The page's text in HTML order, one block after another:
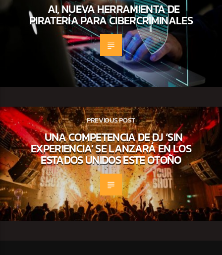
AI, NUEVA HERRAMIENTA DE
PIRATERÍA PARA CIBERCRIMINALES
PREVIOUS POST
UNA COMPETENCIA DE DJ ‘SIN
EXPERIENCIA’ SE LANZARÁ EN LOS
ESTADOS UNIDOS ESTE OTOÑO